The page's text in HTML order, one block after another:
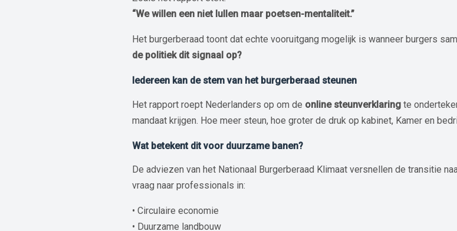
“We willen een niet lullen maar poetsen-mentaliteit.”
Het burgerberaad toont dat echte vooruitgang mogelijk is wanneer burgers
de politiek dit signaal op?
Iedereen kan de stem van het burgerberaad steunen
Het rapport roept Nederlanders op om de online steunverklaring te
mandaat krijgen. Hoe meer steun, hoe groter de druk op kabinet, Kamer en
Wat betekent dit voor duurzame banen?
De adviezen van het Nationaal Burgerberaad Klimaat versnellen de transitie
vraag naar professionals in:
•⁠ Circulaire economie
•⁠ Duurzame landbouw